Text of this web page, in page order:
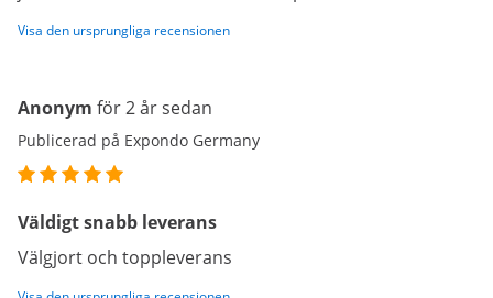
Visa den ursprungliga recensionen
Anonym för 2 år sedan
Publicerad på Expondo Germany
Väldigt snabb leverans
Välgjort och toppleverans